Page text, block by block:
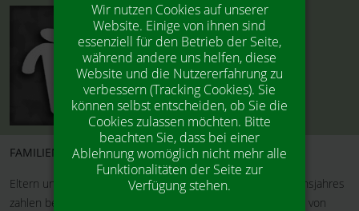
Familien zahlen
FAMILIENANGEBOT
Eltern und alle ihre Kinder bis zur Vollendung des 18. Lebensjahres
zahlen bei uns nur einen familienfreundlichen Jahresbeitrag von
Wir nutzen Cookies auf unserer
Website. Einige von ihnen sind
essenziell für den Betrieb der Seite,
während andere uns helfen, diese
Website und die Nutzererfahrung zu
verbessern (Tracking Cookies). Sie
können selbst entscheiden, ob Sie die
Cookies zulassen möchten. Bitte
beachten Sie, dass bei einer
Ablehnung womöglich nicht mehr alle
Funktionalitäten der Seite zur
Verfügung stehen.